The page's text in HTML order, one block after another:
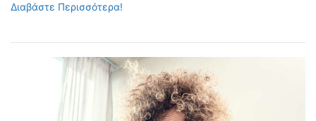
Διαβάστε Περισσότερα!